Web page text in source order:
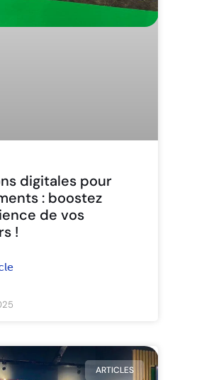
digitales pour
: boostez
de vos
!
ARTICLES